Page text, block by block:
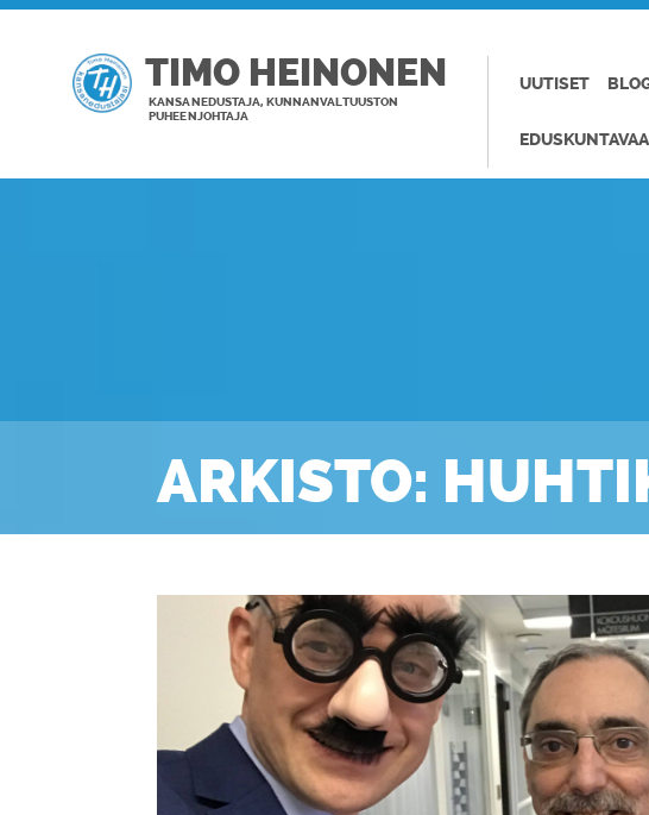
TIMO HEINONEN
KANSANEDUSTAJA, KUNNANVALTUUSTON
PUHEENJOHTAJA
UUTISET
ARKISTO: